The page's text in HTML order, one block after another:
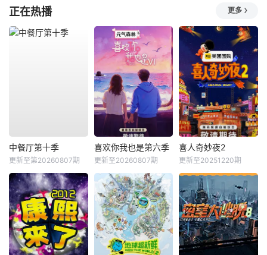
正在热播 更多
中餐厅第十季
更新至第20260807期
喜欢你我也是第六季
更新至20260807期
喜人奇妙夜2
更新至20251220期